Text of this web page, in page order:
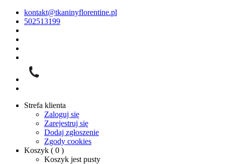
kontakt@tkaninyflorentine.pl
502513199
Strefa klienta
Zaloguj się
Zarejestruj się
Dodaj zgłoszenie
Zgody cookies
Koszyk ( 0 )
Koszyk jest pusty